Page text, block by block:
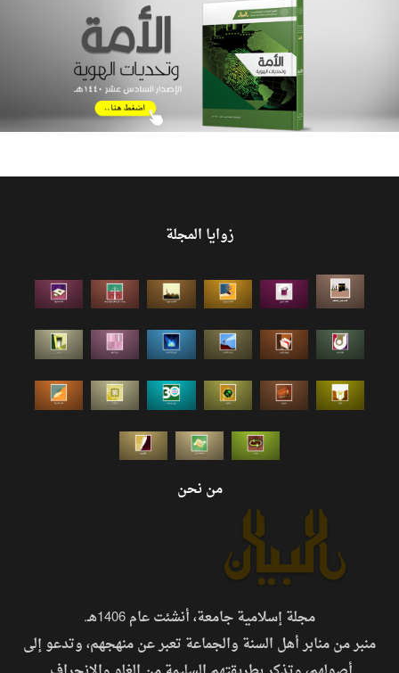
زوايا المجلة
من نحن
مجلة إسلامية جامعة، أنشئت عام 1406هـ.
منبر من منابر أهل السنة والجماعة تعبر عن منهجهم، وتدعو إلى